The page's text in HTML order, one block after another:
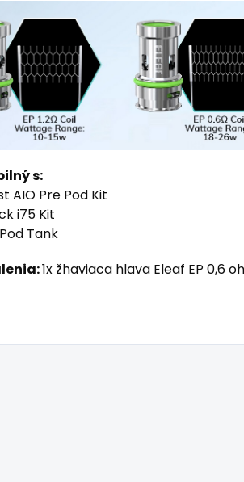
s:
AIO Pre Pod Kit
i75 Kit
Tank
1x žhaviaca hlava Eleaf EP 0,6